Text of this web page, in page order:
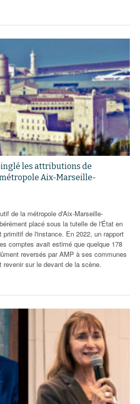
les attributions de
Aix-Marseille-
de la métropole d'Aix-Marseille-
placé sous la tutelle de l'État en
primitif de l'instance. En 2022, un rapport
comptes avait estimé que quelque 178
reversés par AMP à ses communes
revenir sur le devant de la scène.